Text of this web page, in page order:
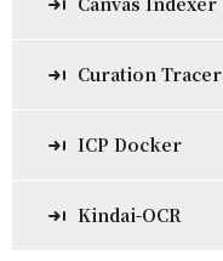
Curation Tracer
ICP Docker
Kindai-OCR